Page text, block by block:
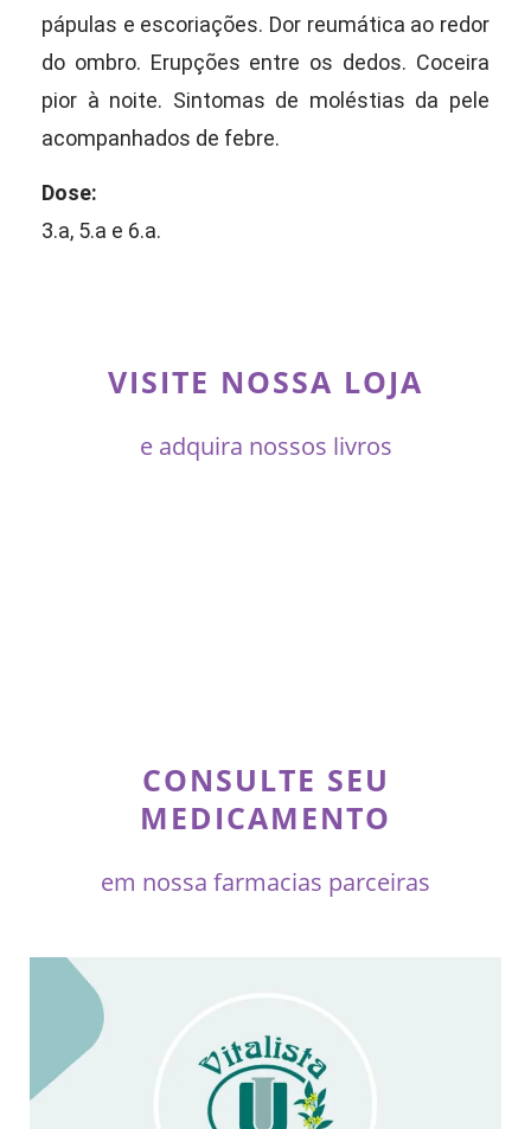
pápulas e escoriações. Dor reumática ao redor
do ombro. Erupções entre os dedos. Coceira
pior à noite. Sintomas de moléstias da pele
acompanhados de febre.
Dose:
3.a, 5.a e 6.a.
VISITE NOSSA LOJA
e adquira nossos livros
CONSULTE SEU
MEDICAMENTO
em nossa farmacias parceiras